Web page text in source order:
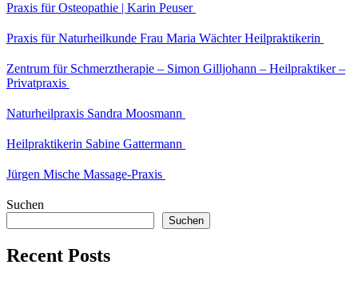
Praxis für Osteopathie | Karin Peuser
Praxis für Naturheilkunde Frau Maria Wächter Heilpraktikerin
Zentrum für Schmerztherapie – Simon Gilljohann – Heilpraktiker –
Privatpraxis
Naturheilpraxis Sandra Moosmann
Heilpraktikerin Sabine Gattermann
Jürgen Mische Massage-Praxis
Suchen
Suchen
Recent Posts